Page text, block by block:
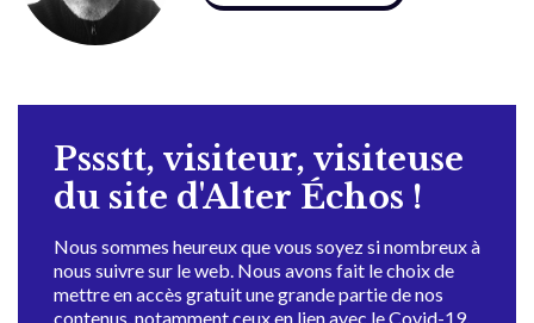
Pssstt, visiteur, visiteuse
du site d'Alter Échos !
Nous sommes heureux que vous soyez si nombreux à
nous suivre sur le web. Nous avons fait le choix de
mettre en accès gratuit une grande partie de nos
contenus, notamment ceux en lien avec le Covid-19,